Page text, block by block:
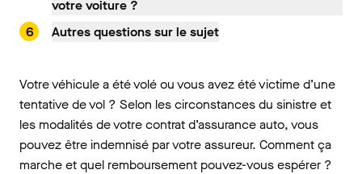
votre voiture ?
Autres questions sur le sujet
Votre véhicule a été volé ou vous avez été victime d’une
tentative de vol ? Selon les circonstances du sinistre et
les modalités de votre contrat d’assurance auto, vous
pouvez être indemnisé par votre assureur. Comment ça
marche et quel remboursement pouvez-vous espérer ?